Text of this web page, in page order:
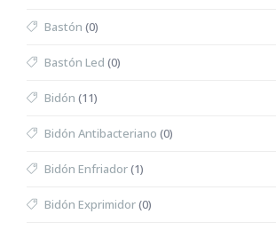
Bastón (0)
Bastón Led (0)
Bidón (11)
Bidón Antibacteriano (0)
Bidón Enfriador(1)
Bidón Exprimidor(0)